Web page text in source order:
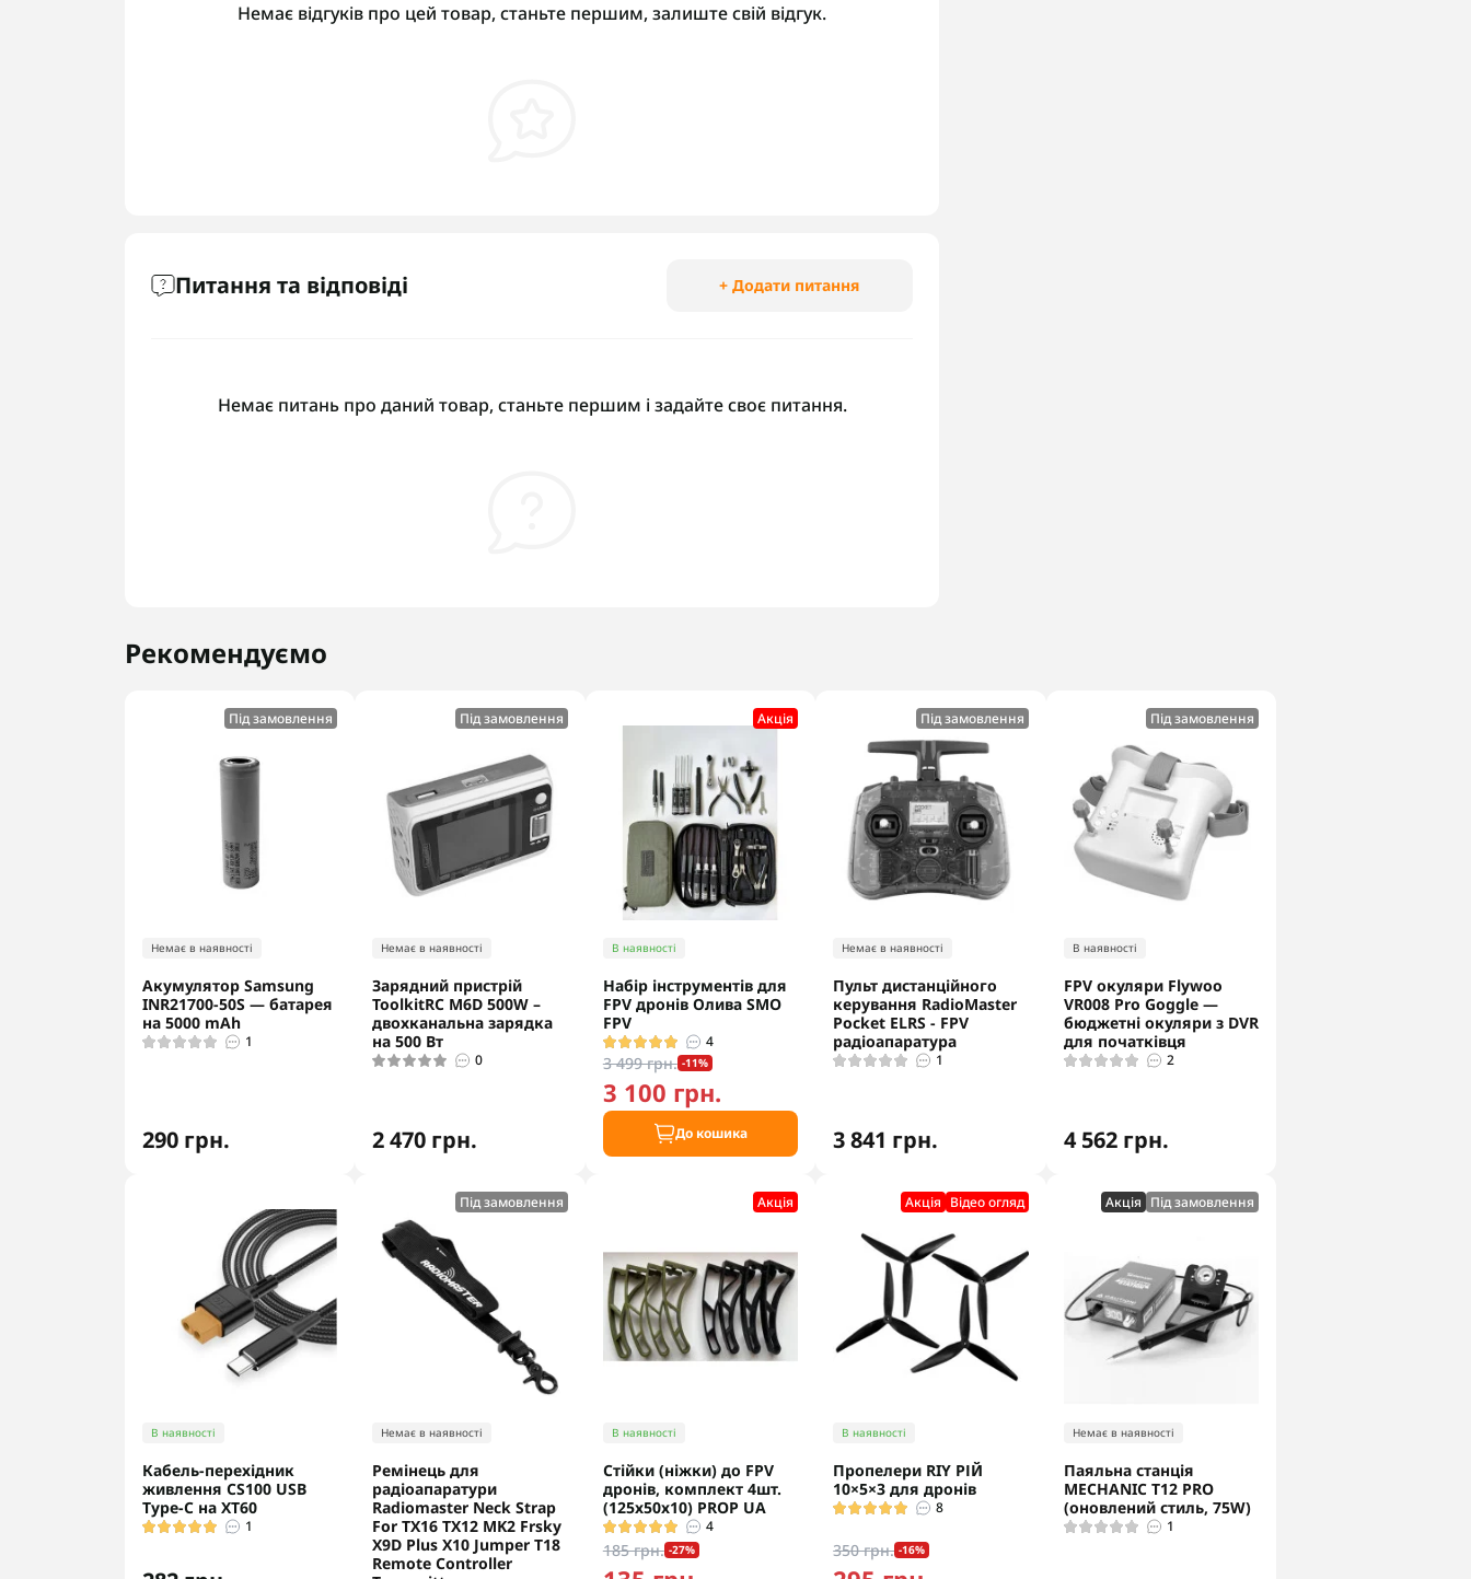
Немає відгуків про цей товар, станьте першим, залиште свій відгук.
Питання та відповіді + Додати питання
Немає питань про даний товар, станьте першим і задайте своє питання.
Рекомендуємо
Під замовлення
Немає в наявності
Акумулятор Samsung
INR21700-50S — батарея
на 5000 mAh
1
290 грн.
Під замовлення
Немає в наявності
Зарядний пристрій
ToolkitRC M6D 500W –
двохканальна зарядка
на 500 Вт
0
2 470 грн.
Акцiя
В наявності
Набір інструментів для
FPV дронів Олива SMO
FPV
4
3 499 грн. -11%
3 100 грн.
До кошика
Під замовлення
Немає в наявності
Пульт дистанційного
керування RadioMaster
Pocket ELRS - FPV
радіоапаратура
1
3 841 грн.
Під замовлення
В наявності
FPV окуляри Flywoo
VR008 Pro Goggle —
бюджетні окуляри з DVR
для початківця
2
4 562 грн.
В наявності
Кабель-перехідник
живлення CS100 USB
Type-C на XT60
1
Під замовлення
Немає в наявності
Ремінець для
радіоапаратури
Radiomaster Neck Strap
For TX16 TX12 MK2 Frsky
X9D Plus X10 Jumper T18
Remote Controller
Акцiя
В наявності
Cтійки (ніжки) до FPV
дронів, комплект 4шт.
(125х50х10) PROP UA
4
185 грн. -27%
Акцiя Відео огляд
В наявності
Пропелери RIY РІЙ
10×5×3 для дронів
8
350 грн. -16%
Акцiя Під замовлення
Немає в наявності
Паяльна станція
MECHANIC T12 PRO
(оновлений стиль, 75W)
1